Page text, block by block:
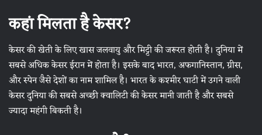
कहां मिलता है केसर?
केसर की खेती के लिए खास जलवायु और मिट्टी की जरूरत होती है। दुनिया में
सबसे अधिक केसर ईरान में होता है। इसके बाद भारत, अफगानिस्तान, ग्रीस,
और स्पेन जैसे देशों का नाम शामिल है। भारत के कश्मीर घाटी में उगने वाली
केसर दुनिया की सबसे अच्छी क्वालिटी की केसर मानी जाती है और सबसे
ज्यादा महंगी बिकती है।